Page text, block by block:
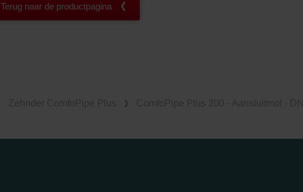
Terug naar de productpagina